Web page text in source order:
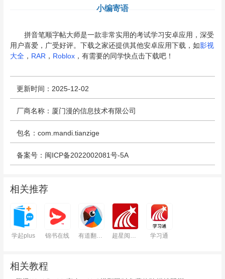
小编寄语
拼音笔顺字帖大师是一款非常实用的考试学习安卓应用，深受
用户喜爱，广受好评。下载之家还提供其他安卓应用下载，如影视
大全， RAR， Roblox，有需要的同学快点击下载吧！
更新时间：2025-12-02
厂商名称：厦门漫的信息技术有限公司
包名：com.mandi.tianzige
备案号：闽ICP备2022002081号-5A
相关推荐
学起plus 锦书在线 有道翻译官 超星阅读器 学习通
相关教程